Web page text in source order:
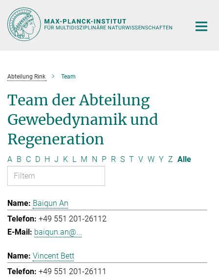
Hauptinhalt
Abteilung Rink Team
Team der Abteilung
Gewebedynamik und
Regeneration
A B C D H J K L M N P R S T V W Y Z Alle
Baiqun An
+49 551 201-26112
baiqun.an@...
Vincent Bett
+49 551 201-26111